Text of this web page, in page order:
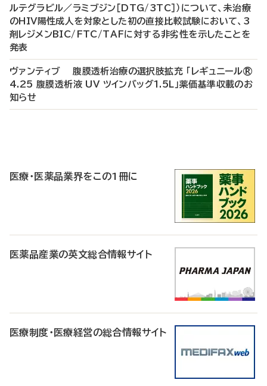
ルテグラビル／ラミブジン［DTG/3TC］）について、未治療
のHIV陽性成人を対象とした初の直接比較試験において、3
剤レジメンBIC/FTC/TAFに対する非劣性を示したことを
発表
ヴァンティブ 腹膜透析治療の選択肢拡充 「レギュニール®
4.25 腹膜透析液 UV ツインバッグ1.5L」薬価基準収載のお
知らせ
医療・医薬品業界をこの1冊に
医薬品産業の英文総合情報サイト
医療制度・医療経営の総合情報サイト